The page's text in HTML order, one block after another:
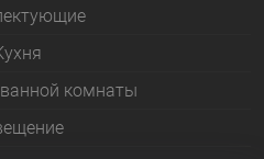
комнаты